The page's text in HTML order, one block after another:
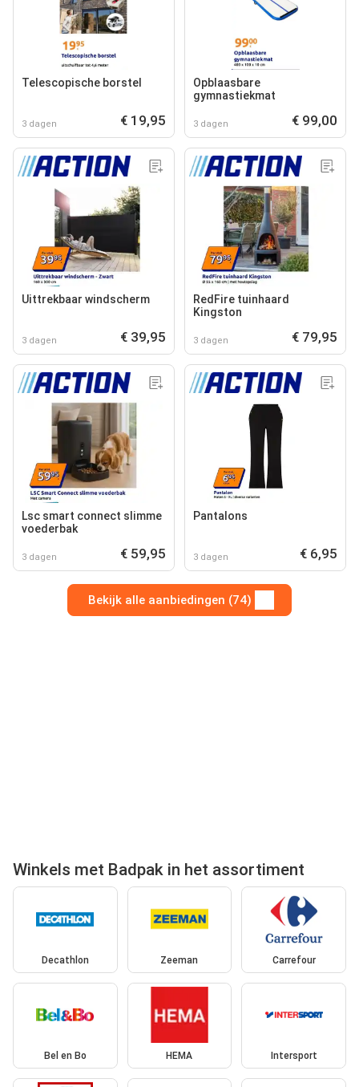
Telescopische borstel
3 dagen € 19,95
Opblaasbare
gymnastiekmat
3 dagen € 99,00
Uittrekbaar windscherm
3 dagen € 39,95
RedFire tuinhaard
Kingston
3 dagen € 79,95
Lsc smart connect slimme
voederbak
3 dagen € 59,95
Pantalons
3 dagen € 6,95
Bekijk alle aanbiedingen (74)
Winkels met Badpak in het assortiment
Decathlon Zeeman Carrefour
Bel en Bo HEMA Intersport